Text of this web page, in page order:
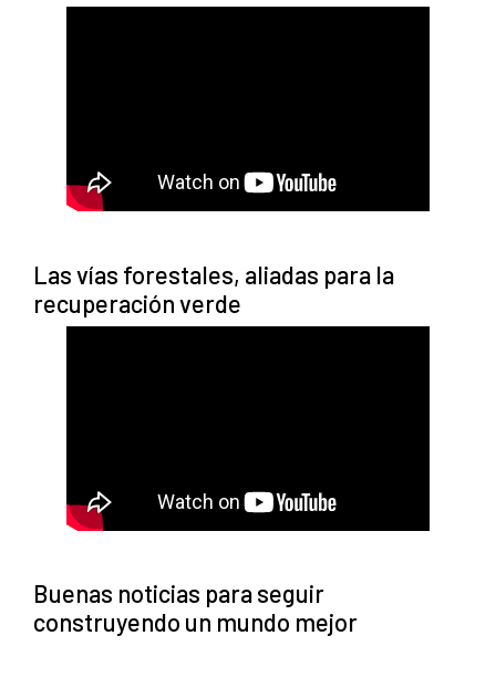
Las vías forestales, aliadas para la
recuperación verde
Buenas noticias para seguir
construyendo un mundo mejor